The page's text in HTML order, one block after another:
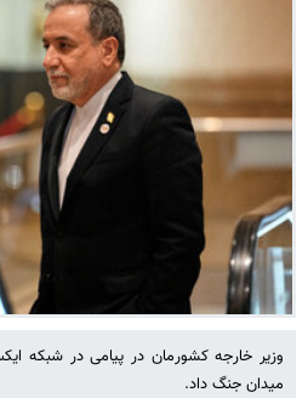
وزیر خارجه کشورمان در پیامی در شبکه
میدان جنگ داد.